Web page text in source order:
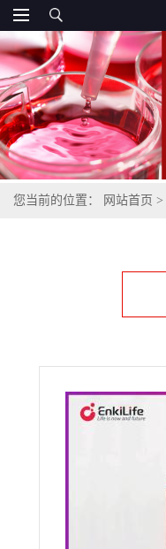
您当前的位置： 网站首页 >